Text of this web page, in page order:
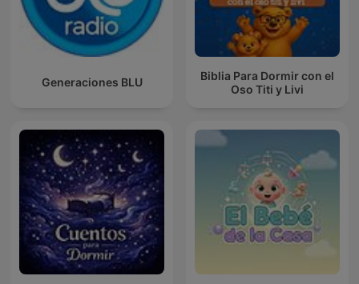
Generaciones BLU
Biblia Para Dormir con el
Oso Titi y Livi